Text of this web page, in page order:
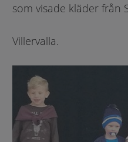
som visade kläder från
Villervalla.